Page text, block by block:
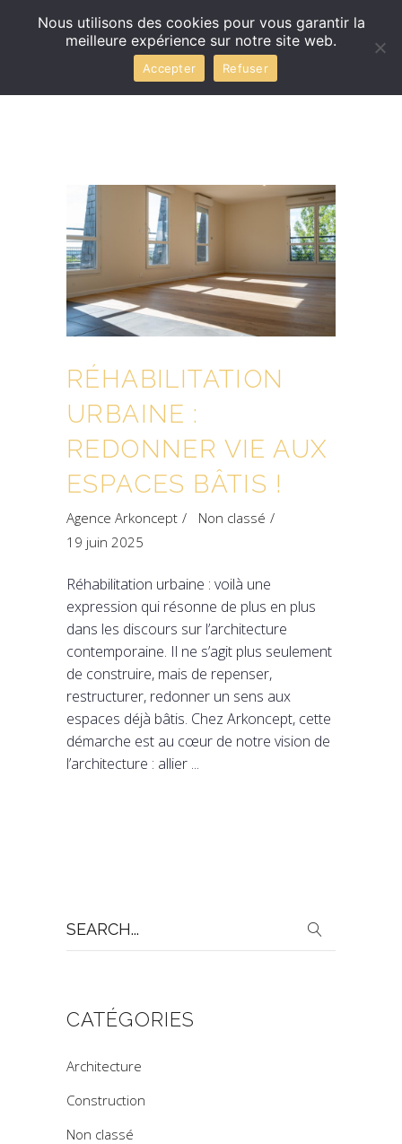
RÉHABILITATION
URBAINE :
REDONNER VIE AUX
ESPACES BÂTIS !
Agence Arkoncept
Non classé
19 juin 2025
Réhabilitation urbaine : voilà une
expression qui résonne de plus en plus
dans les discours sur l’architecture
contemporaine. Il ne s’agit plus seulement
de construire, mais de repenser,
restructurer, redonner un sens aux
espaces déjà bâtis. Chez Arkoncept, cette
démarche est au cœur de notre vision de
l’architecture : allier
for:
CATÉGORIES
Architecture
Construction
Non classé
Nous utilisons des cookies pour vous garantir la
meilleure expérience sur notre site web.
Accepter Refuser